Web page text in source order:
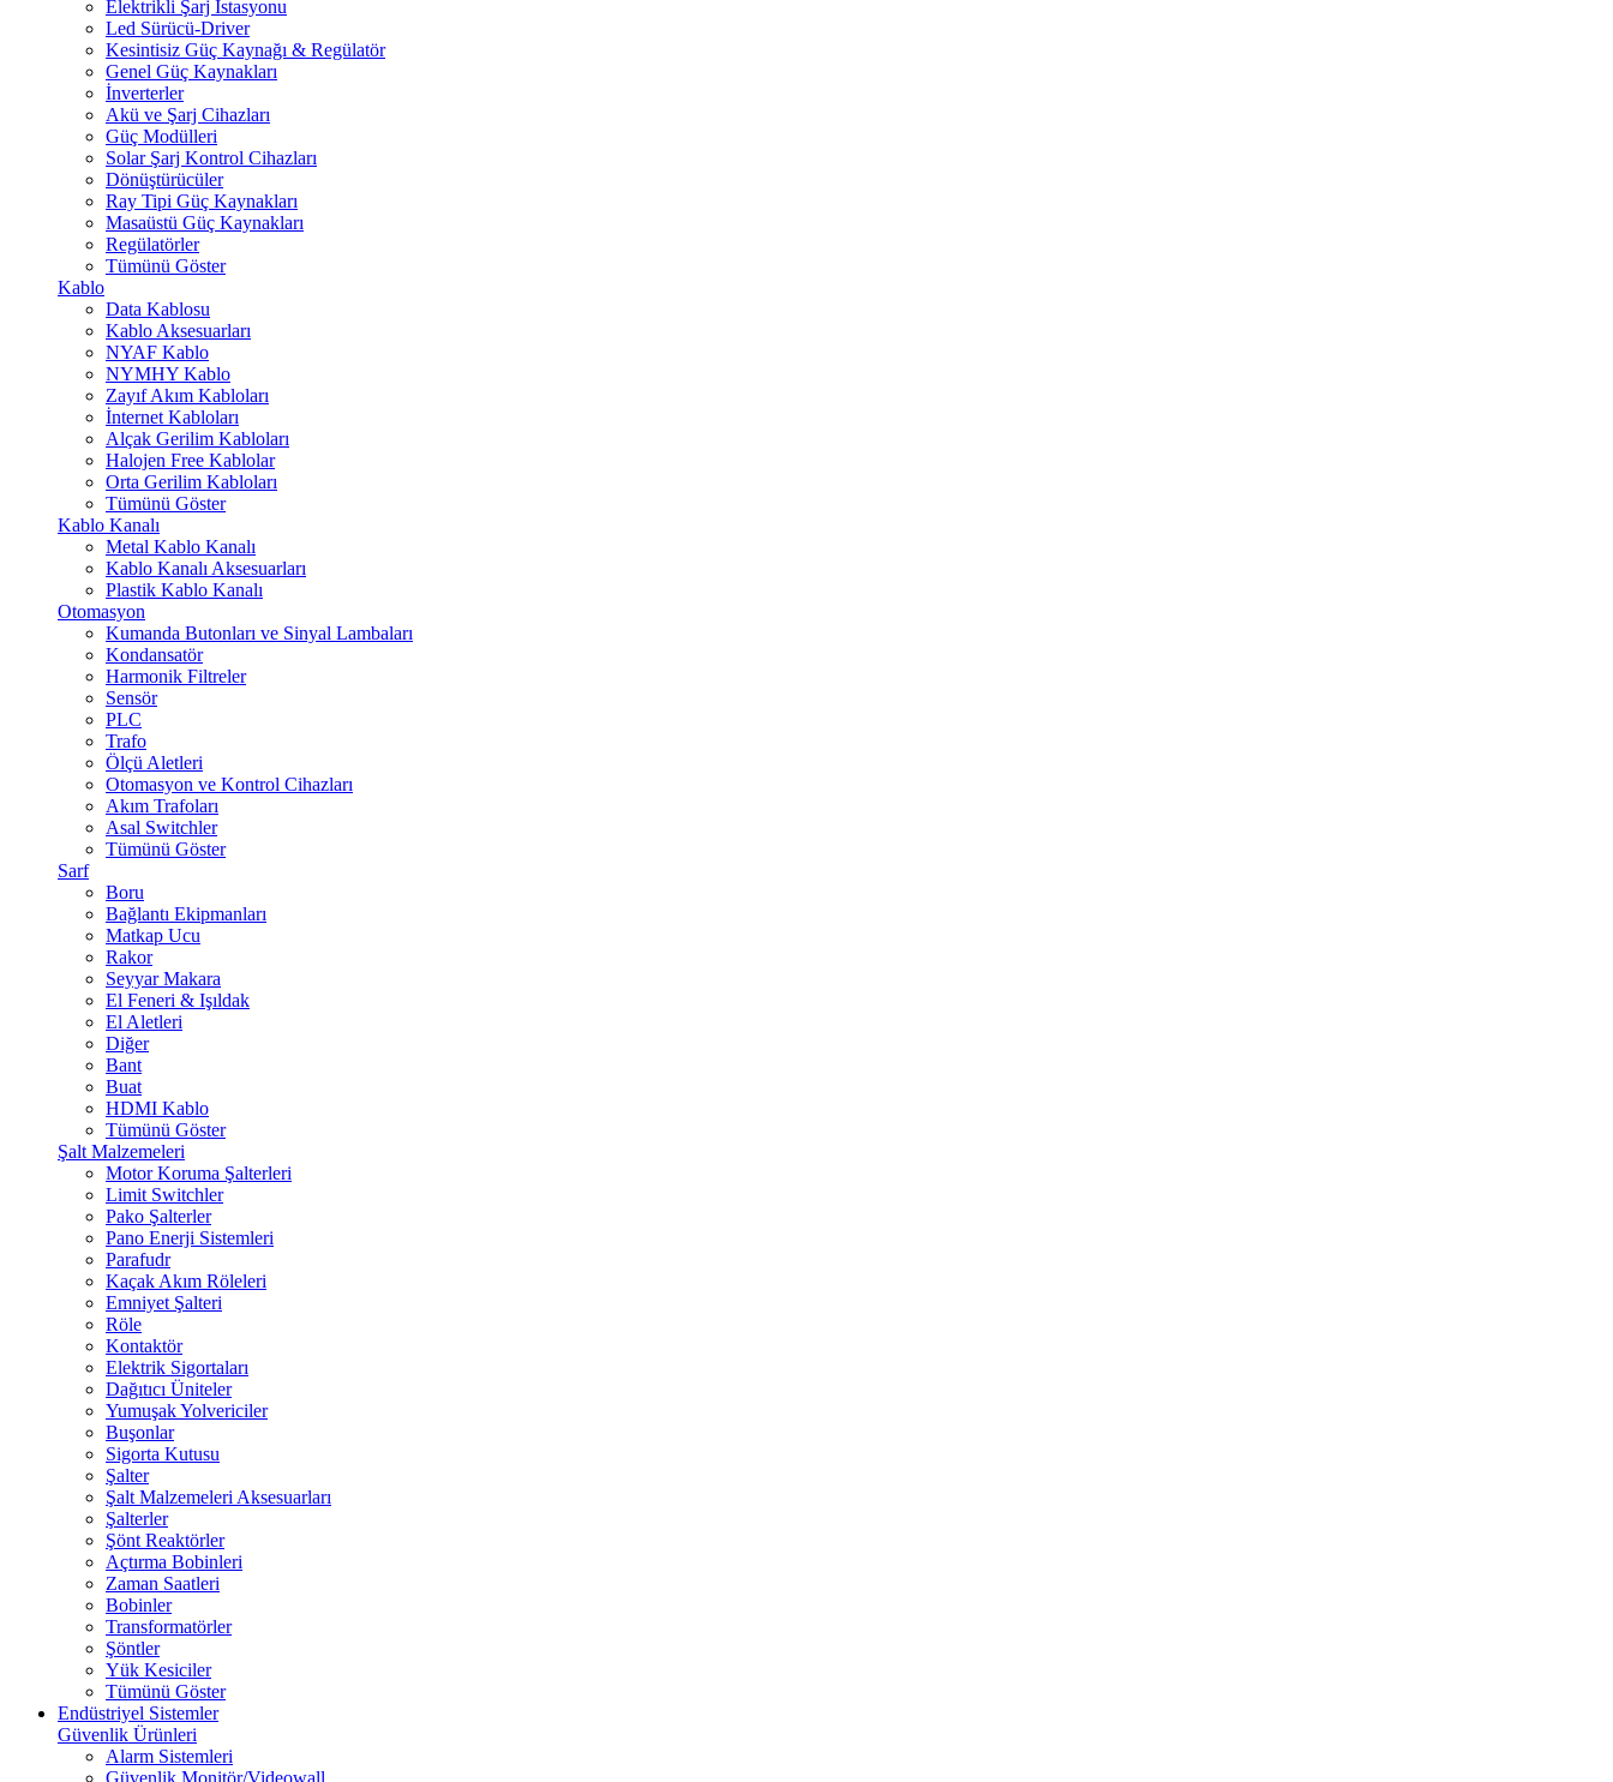
Elektrikli Şarj İstasyonu
Led Sürücü-Driver
Kesintisiz Güç Kaynağı & Regülatör
Genel Güç Kaynakları
İnverterler
Akü ve Şarj Cihazları
Güç Modülleri
Solar Şarj Kontrol Cihazları
Dönüştürücüler
Ray Tipi Güç Kaynakları
Masaüstü Güç Kaynakları
Regülatörler
Tümünü Göster
Kablo
Data Kablosu
Kablo Aksesuarları
NYAF Kablo
NYMHY Kablo
Zayıf Akım Kabloları
İnternet Kabloları
Alçak Gerilim Kabloları
Halojen Free Kablolar
Orta Gerilim Kabloları
Tümünü Göster
Kablo Kanalı
Metal Kablo Kanalı
Kablo Kanalı Aksesuarları
Plastik Kablo Kanalı
Otomasyon
Kumanda Butonları ve Sinyal Lambaları
Kondansatör
Harmonik Filtreler
Sensör
PLC
Trafo
Ölçü Aletleri
Otomasyon ve Kontrol Cihazları
Akım Trafoları
Asal Switchler
Tümünü Göster
Sarf
Boru
Bağlantı Ekipmanları
Matkap Ucu
Rakor
Seyyar Makara
El Feneri & Işıldak
El Aletleri
Diğer
Bant
Buat
HDMI Kablo
Tümünü Göster
Şalt Malzemeleri
Motor Koruma Şalterleri
Limit Switchler
Pako Şalterler
Pano Enerji Sistemleri
Parafudr
Kaçak Akım Röleleri
Emniyet Şalteri
Röle
Kontaktör
Elektrik Sigortaları
Dağıtıcı Üniteler
Yumuşak Yolvericiler
Buşonlar
Sigorta Kutusu
Şalter
Şalt Malzemeleri Aksesuarları
Şalterler
Şönt Reaktörler
Açtırma Bobinleri
Zaman Saatleri
Bobinler
Transformatörler
Şöntler
Yük Kesiciler
Tümünü Göster
Endüstriyel Sistemler
Güvenlik Ürünleri
Alarm Sistemleri
Güvenlik Monitör/Videowall